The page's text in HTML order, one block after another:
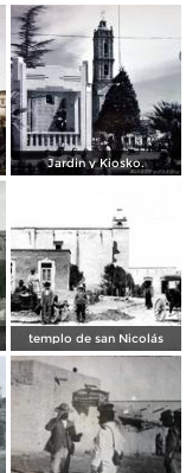
Jardin y Kiosko.
templo de san Nicolás